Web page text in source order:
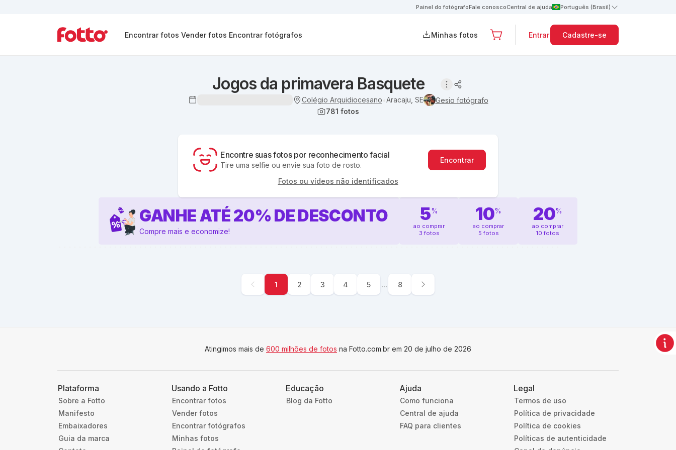
Painel do fotógrafoFale conoscoCentral de ajuda Português (Brasil)
Encontrar fotos Vender fotos Encontrar fotógrafos Minhas fotos Entrar Cadastre-se
Jogos da primavera Basquete
Colégio Arquidiocesano Aracaju, SE
Gesio fotógrafo
781 fotos
Encontre suas fotos por reconhecimento facial
Tire uma selfie ou envie sua foto de rosto.
Encontrar
Fotos ou vídeos não identificados
GANHE ATÉ20% DE DESCONTO
Compre mais e economize!
5%
ao comprar
3 fotos
10%
ao comprar
5 fotos
20%
ao comprar
10 fotos
1 2 3 4 5 ... 8
Atingimos mais de 600 milhões de fotos na Fotto.com.br em 20 de julho de 2026
Plataforma
Sobre a Fotto
Manifesto
Embaixadores
Guia da marca
Usando a Fotto
Encontrar fotos
Vender fotos
Encontrar fotógrafos
Minhas fotos
Educação
Blog da Fotto
Ajuda
Como funciona
Central de ajuda
FAQ para clientes
Legal
Termos de uso
Política de privacidade
Política de cookies
Políticas de autenticidade